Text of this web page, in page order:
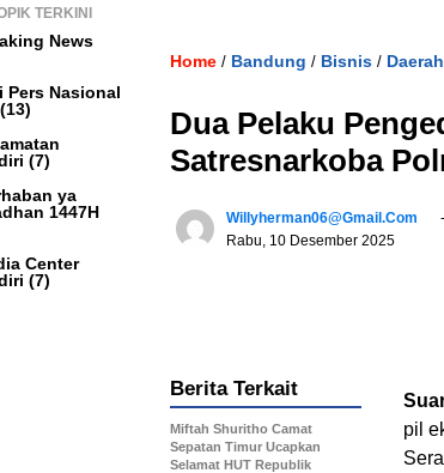
TERKINI
News
Pers Nasional
(7)
ya
1447H
Center
(7)
Home / Bandung / Bisnis / Daerah
Dua Pelaku
Satresnarkoba
Willyherman06@gmail.com
Rabu, 10 Desember 2025
pil
Berita Terkait
Miftah Shuritho Camat
Sepatan Timur Ucapkan
Selamat HUT Republik